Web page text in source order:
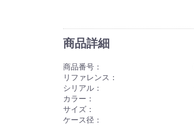
商品詳細
商品番号：
リファレンス：
シリアル：
カラー：
サイズ：
ケース径：